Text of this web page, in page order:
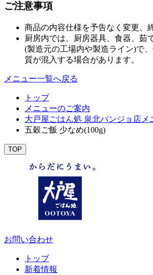
ご注意事項
商品の内容仕様を予告なく変更、
厨房内では、厨房器具、食器、茹
(製造元の工場内や製造ライン)で
質が混入する場合があります。
メニュー一覧へ戻る
トップ
メニューのご案内
大戸屋ごはん処 泉北パンジョ店メ
五穀ご飯 少なめ(100g)
TOP
お問い合わせ
トップ
新着情報